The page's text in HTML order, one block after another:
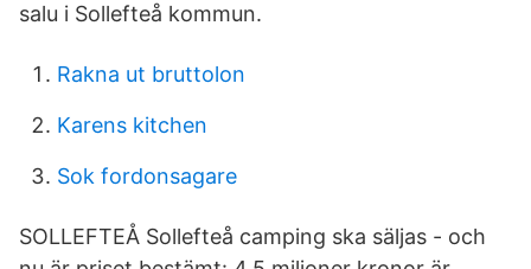
salu i Sollefteå kommun.
Rakna ut bruttolon
Karens kitchen
Sok fordonsagare
SOLLEFTEÅ Sollefteå camping ska säljas - och